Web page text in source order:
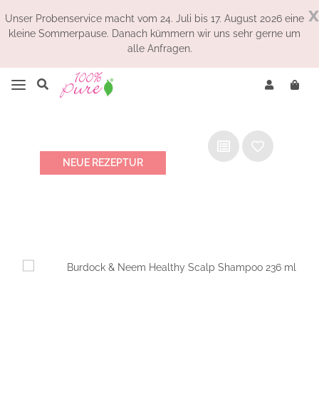
x
Unser Probenservice macht vom 24. Juli bis 17. August 2026 eine
kleine Sommerpause. Danach kümmern wir uns sehr gerne um
alle Anfragen.
NEUE REZEPTUR